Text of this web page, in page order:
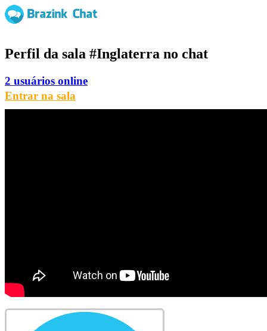
Perfil da sala #Inglaterra no chat
2 usuários online
Entrar na sala